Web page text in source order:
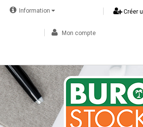
Information Créer
Mon compte